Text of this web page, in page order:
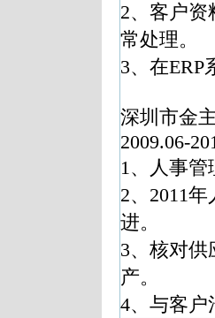
2、客户
常处理。
3、在
深圳市金
2009.06-
1、人事
2、2011
进。
3、核对
产。
4、与客户